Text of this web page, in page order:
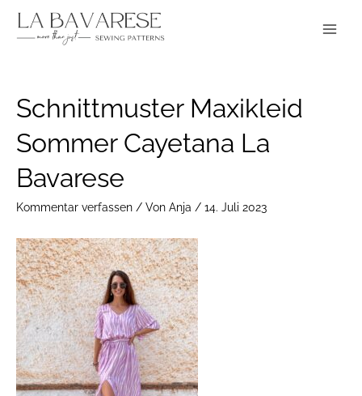
Inhalt
Schnittmuster Maxikleid
Sommer Cayetana La
Bavarese
Kommentar verfassen / Von Anja / 14. Juli 2023
navigation